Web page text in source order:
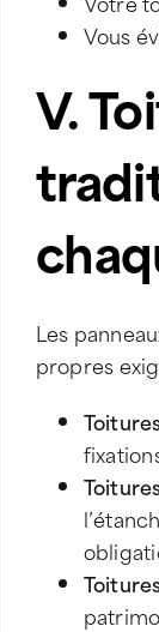
Vous
V.
Les
propres